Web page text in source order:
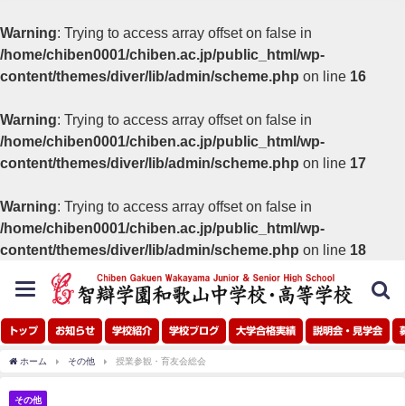
Warning: Trying to access array offset on false in
/home/chiben0001/chiben.ac.jp/public_html/wp-
content/themes/diver/lib/admin/scheme.php on line 16
Warning: Trying to access array offset on false in
/home/chiben0001/chiben.ac.jp/public_html/wp-
content/themes/diver/lib/admin/scheme.php on line 17
Warning: Trying to access array offset on false in
/home/chiben0001/chiben.ac.jp/public_html/wp-
content/themes/diver/lib/admin/scheme.php on line 18
toggle
navigation
トップ お知らせ 学校紹介 学校ブログ 大学合格実績 説明会・見学会
ホーム その他 授業参観・育友会総会
その他